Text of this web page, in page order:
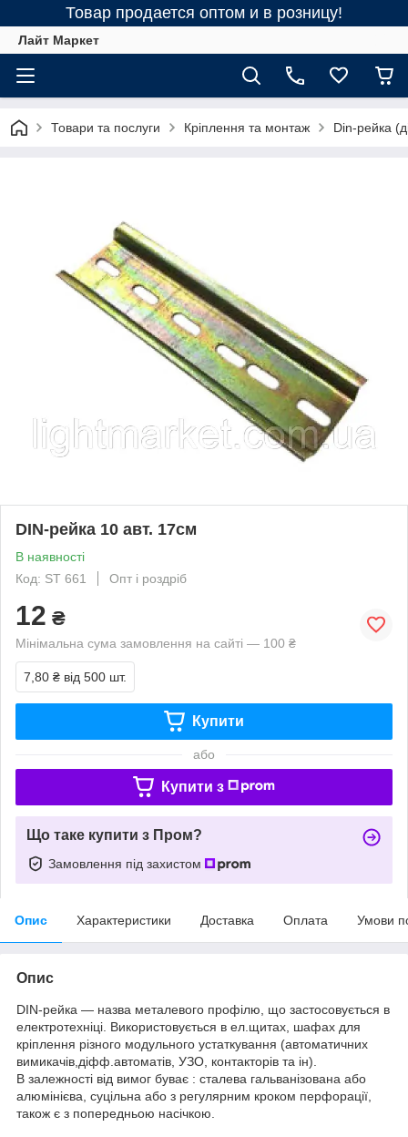
Товар продается оптом и в розницу!
Лайт Маркет
Товари та послуги Кріплення та монтаж Din-рейка
DIN-рейка 10 авт. 17см
В наявності
Код: ST 661
Опт і роздріб
12 ₴
Мінімальна сума замовлення на сайті — 100 ₴
7,80 ₴ від 500 шт.
Купити
або
Купити з
Що таке купити з Пром?
Замовлення під захистом
Опис Характеристики Доставка Оплата Умови
Опис
DIN-рейка — назва металевого профілю, що застосовується в
електротехніці. Використовується в ел.щитах, шафах для
кріплення різного модульного устаткування (автоматичних
вимикачів,діфф.автоматів, УЗО, контакторів та ін).
В залежності від вимог буває : сталева гальванізована або
алюмінієва, суцільна або з регулярним кроком перфорації,
також є з попередньою насічкою.